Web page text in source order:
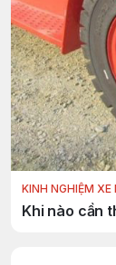
KINH NGHIỆM XE
Khi nào cần